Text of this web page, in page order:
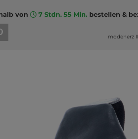
von 7 Stdn. 55 Min.bestellen &
modeherz